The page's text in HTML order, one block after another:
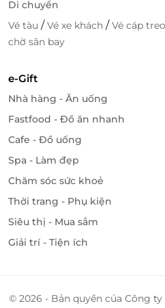
Di chuyển
Vé tàu /Vé xe khách /Vé cáp treo
chờ sân bay
e-Gift
Nhà hàng - Ăn uống
Fastfood - Đồ ăn nhanh
Cafe - Đồ uống
Spa - Làm đẹp
Chăm sóc sức khoẻ
Thời trang - Phụ kiện
Siêu thị - Mua sắm
Giải trí - Tiện ích
© 2026 - Bản quyền của Công